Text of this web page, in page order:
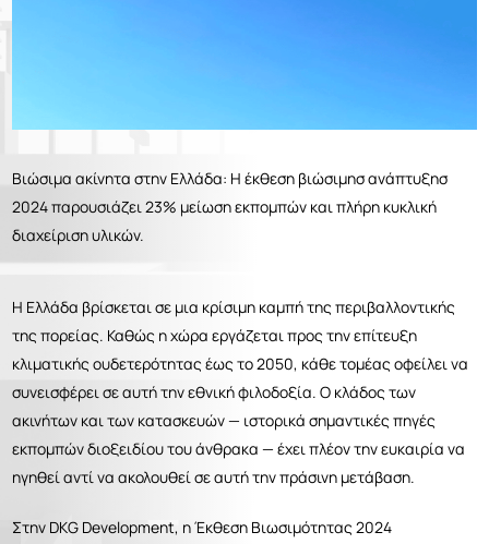
Βιώσιμα ακίνητα στην Ελλάδα: Η έκθεση βιώσιμησ ανάπτυξησ
2024 παρουσιάζει 23% μείωση εκπομπών και πλήρη κυκλική
διαχείριση υλικών.
Η Ελλάδα βρίσκεται σε μια κρίσιμη καμπή της περιβαλλοντικής
της πορείας. Καθώς η χώρα εργάζεται προς την επίτευξη
κλιματικής ουδετερότητας έως το 2050, κάθε τομέας οφείλει να
συνεισφέρει σε αυτή την εθνική φιλοδοξία. Ο κλάδος των
ακινήτων και των κατασκευών — ιστορικά σημαντικές πηγές
εκπομπών διοξειδίου του άνθρακα — έχει πλέον την ευκαιρία να
ηγηθεί αντί να ακολουθεί σε αυτή την πράσινη μετάβαση.
Στην DKG Development, η Έκθεση Βιωσιμότητας 2024